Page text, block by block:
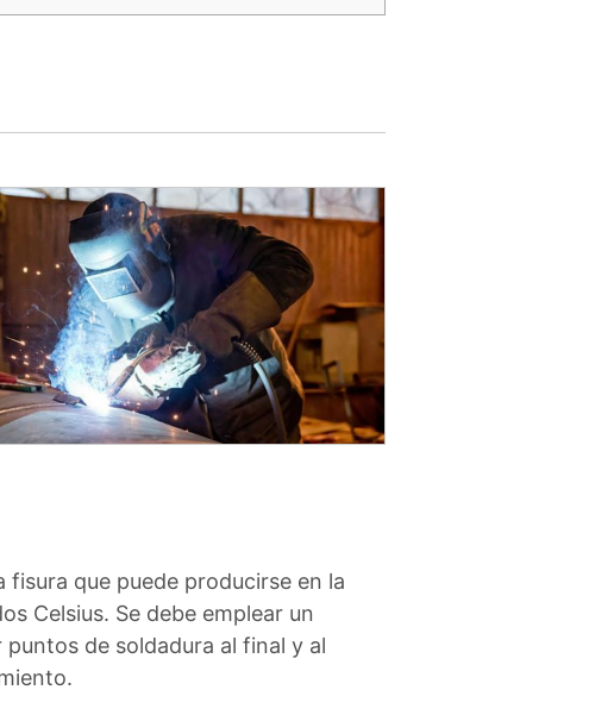
que puede producirse en la
Celsius. Se debe emplear un
de soldadura al final y al